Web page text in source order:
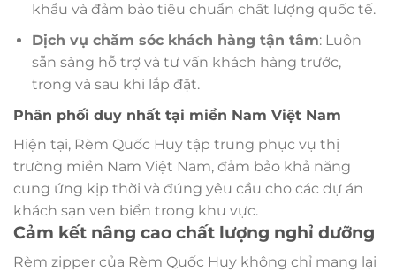
khẩu và đảm bảo tiêu chuẩn chất lượng quốc tế.
Dịch vụ chăm sóc khách hàng tận tâm: Luôn
sẵn sàng hỗ trợ và tư vấn khách hàng trước,
trong và sau khi lắp đặt.
Phân phối duy nhất tại miền Nam Việt Nam
Hiện tại, Rèm Quốc Huy tập trung phục vụ thị
trường miền Nam Việt Nam, đảm bảo khả năng
cung ứng kịp thời và đúng yêu cầu cho các dự án
khách sạn ven biển trong khu vực.
Cảm kết nâng cao chất lượng nghỉ dưỡng
Rèm zipper của Rèm Quốc Huy không chỉ mang lại